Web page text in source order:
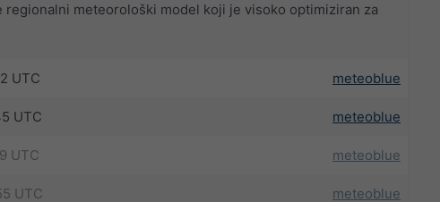
meteorološki model koji je visoko optimiziran za
UTC meteoblue
UTC meteoblue
UTC meteoblue
UTC meteoblue